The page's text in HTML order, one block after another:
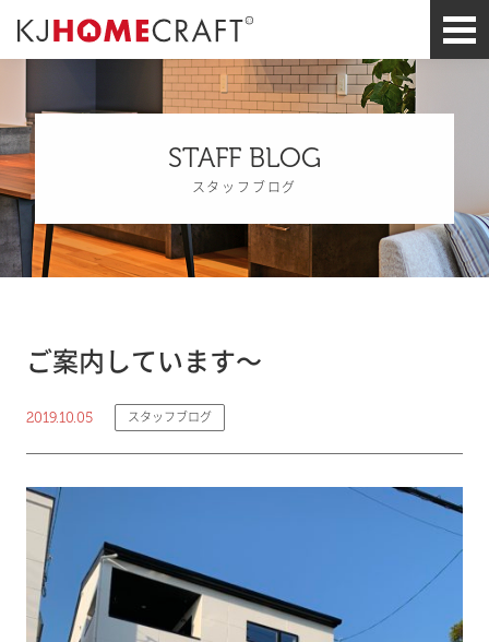
STAFF BLOG
スタッフブログ
ご案内しています～
2019.10.05 スタッフブログ